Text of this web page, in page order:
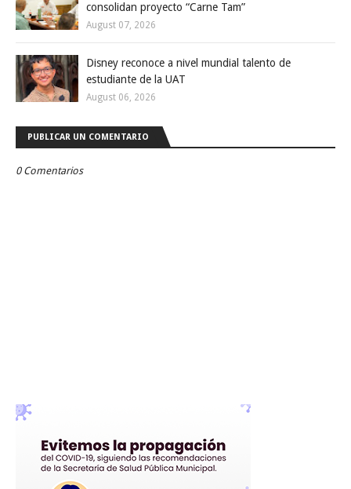
consolidan proyecto “Carne Tam”
August 07, 2026
Disney reconoce a nivel mundial talento de
estudiante de la UAT
August 06, 2026
PUBLICAR UN COMENTARIO
0 Comentarios